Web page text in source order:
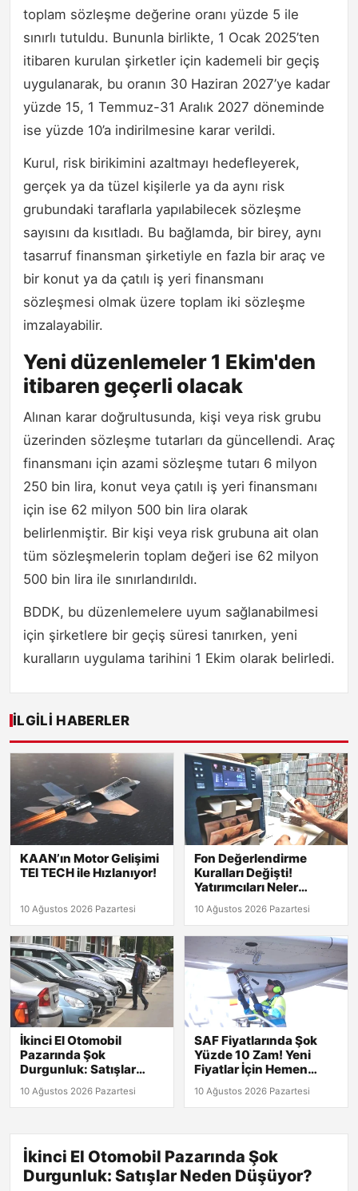
toplam sözleşme değerine oranı yüzde 5 ile
sınırlı tutuldu. Bununla birlikte, 1 Ocak 2025’ten
itibaren kurulan şirketler için kademeli bir geçiş
uygulanarak, bu oranın 30 Haziran 2027’ye kadar
yüzde 15, 1 Temmuz-31 Aralık 2027 döneminde
ise yüzde 10’a indirilmesine karar verildi.
Kurul, risk birikimini azaltmayı hedefleyerek,
gerçek ya da tüzel kişilerle ya da aynı risk
grubundaki taraflarla yapılabilecek sözleşme
sayısını da kısıtladı. Bu bağlamda, bir birey, aynı
tasarruf finansman şirketiyle en fazla bir araç ve
bir konut ya da çatılı iş yeri finansmanı
sözleşmesi olmak üzere toplam iki sözleşme
imzalayabilir.
Yeni düzenlemeler 1 Ekim'den
itibaren geçerli olacak
Alınan karar doğrultusunda, kişi veya risk grubu
üzerinden sözleşme tutarları da güncellendi. Araç
finansmanı için azami sözleşme tutarı 6 milyon
250 bin lira, konut veya çatılı iş yeri finansmanı
için ise 62 milyon 500 bin lira olarak
belirlenmiştir. Bir kişi veya risk grubuna ait olan
tüm sözleşmelerin toplam değeri ise 62 milyon
500 bin lira ile sınırlandırıldı.
BDDK, bu düzenlemelere uyum sağlanabilmesi
için şirketlere bir geçiş süresi tanırken, yeni
kuralların uygulama tarihini 1 Ekim olarak belirledi.
İLGILI HABERLER
KAAN’ın Motor Gelişimi
TEI TECH ile Hızlanıyor!
10 Ağustos 2026 Pazartesi
Fon Değerlendirme
Kuralları Değişti!
Yatırımcıları Neler
10 Ağustos 2026 Pazartesi
İkinci El Otomobil
Pazarında Şok
Durgunluk: Satışlar
Neden Düşüyor?
10 Ağustos 2026 Pazartesi
SAF Fiyatlarında Şok
Yüzde 10 Zam! Yeni
Fiyatlar İçin Hemen
Tıkla!
10 Ağustos 2026 Pazartesi
İkinci El Otomobil Pazarında Şok
Durgunluk: Satışlar Neden Düşüyor?